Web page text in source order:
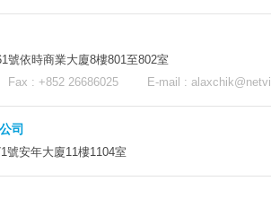
號依時商業大廈8樓801至802室
: +852 26686025 E-mail :
司
號安年大廈11樓1104室